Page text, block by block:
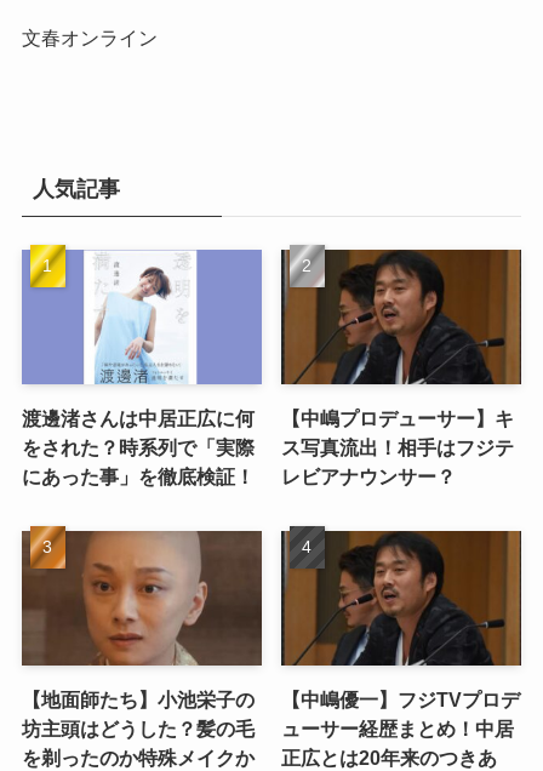
文春オンライン
人気記事
渡邊渚さんは中居正広に何
をされた？時系列で「実際
にあった事」を徹底検証！
【中嶋プロデューサー】キ
ス写真流出！相手はフジテ
レビアナウンサー？
【地面師たち】小池栄子の
坊主頭はどうした？髪の毛
を剃ったのか特殊メイクか
【中嶋優一】フジTVプロデ
ューサー経歴まとめ！中居
正広とは20年来のつきあ